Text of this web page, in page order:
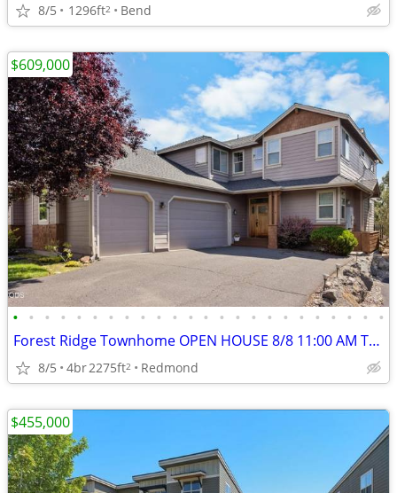
8/5 1296ft2 Bend
• • • • • • • • • • • • • • • • • • • • • • • •
Forest Ridge Townhome OPEN HOUSE 8/8 11:00 AM TO 1:00 PM
8/5 4br2275ft2 Redmond
$609,000
$455,000